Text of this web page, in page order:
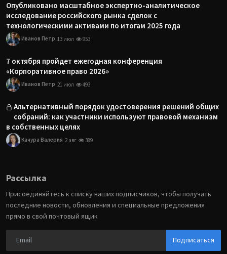
Опубликовано масштабное экспертно-аналитическое
исследование российского рынка сделок с
технологическими активами по итогам 2025 года
Иванов Петр 13 июл 953
7 октября пройдет ежегодная конференция
«Корпоративное право 2026»
Иванов Петр 21 июл 493
Альтернативный порядок удостоверения решений общих
собраний: как участники используют правовой механизм
в собственных целях
Качура Валерия 2 авг 389
Рассылка
Присоединяйтесь к списку наших подписчиков, чтобы получать
последние новости, обновления и специальные предложения
прямо в свой почтовый ящик
Подписаться